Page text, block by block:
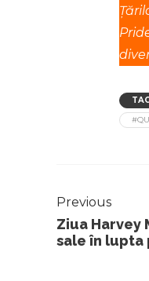
Previous
Ziua Harvey
sale în lupta